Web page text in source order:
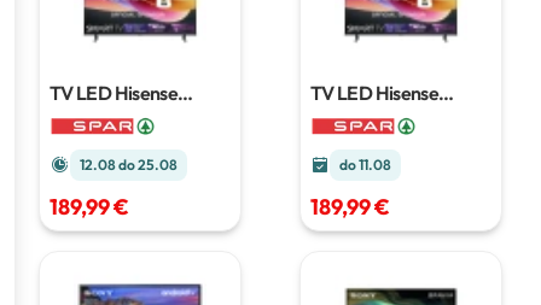
TV LED Hisense
40A4S Smart TV
kom
12.08 do 25.08
189,99 €
TV LED Hisense
40A4S Smart TV
kom
do 11.08
189,99 €